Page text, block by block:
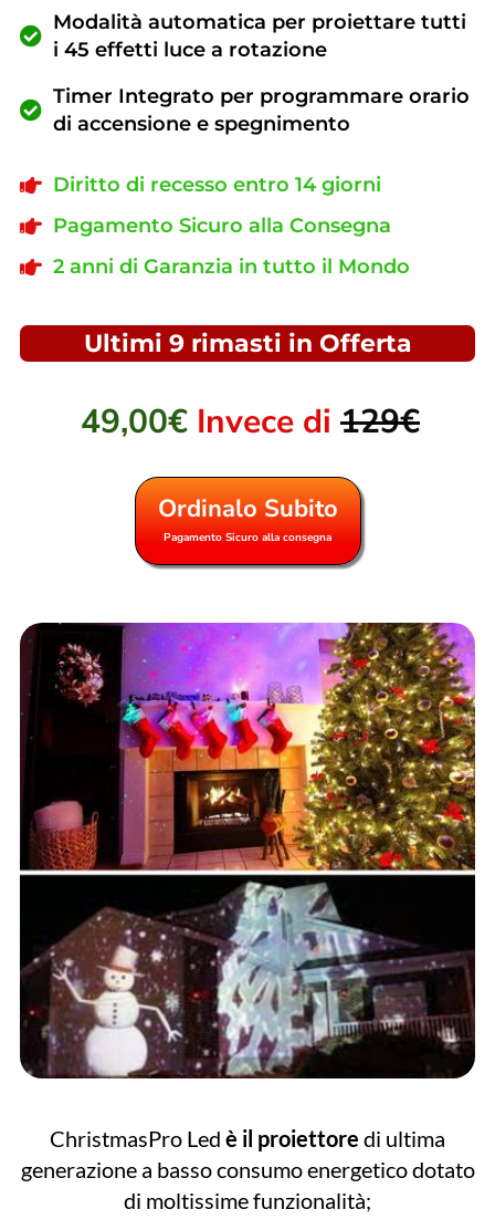
Modalità automatica per proiettare tutti
i 45 effetti luce a rotazione
Timer Integrato per programmare orario
di accensione e spegnimento
Diritto di recesso entro 14 giorni
Pagamento Sicuro alla Consegna
2 anni di Garanzia in tutto il Mondo
Ultimi 9 rimasti in Offerta
49,00€ Invece di 129€
Ordinalo Subito
Pagamento Sicuro alla consegna
ChristmasPro Led è il proiettore di ultima
generazione a basso consumo energetico dotato
di moltissime funzionalità;